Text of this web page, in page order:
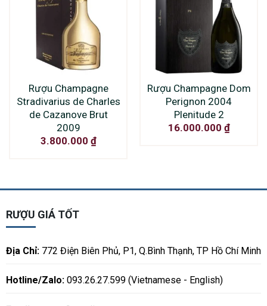
Rượu Champagne
Stradivarius de Charles
de Cazanove Brut
2009
3.800.000 ₫
Rượu Champagne Dom
Perignon 2004
Plenitude 2
16.000.000 ₫
RƯỢU GIÁ TỐT
Địa Chỉ:772 Điện Biên Phủ, P1, Q.Bình Thạnh, TP Hồ Chí Minh
Hotline/Zalo:093.26.27.599 (Vietnamese - English)